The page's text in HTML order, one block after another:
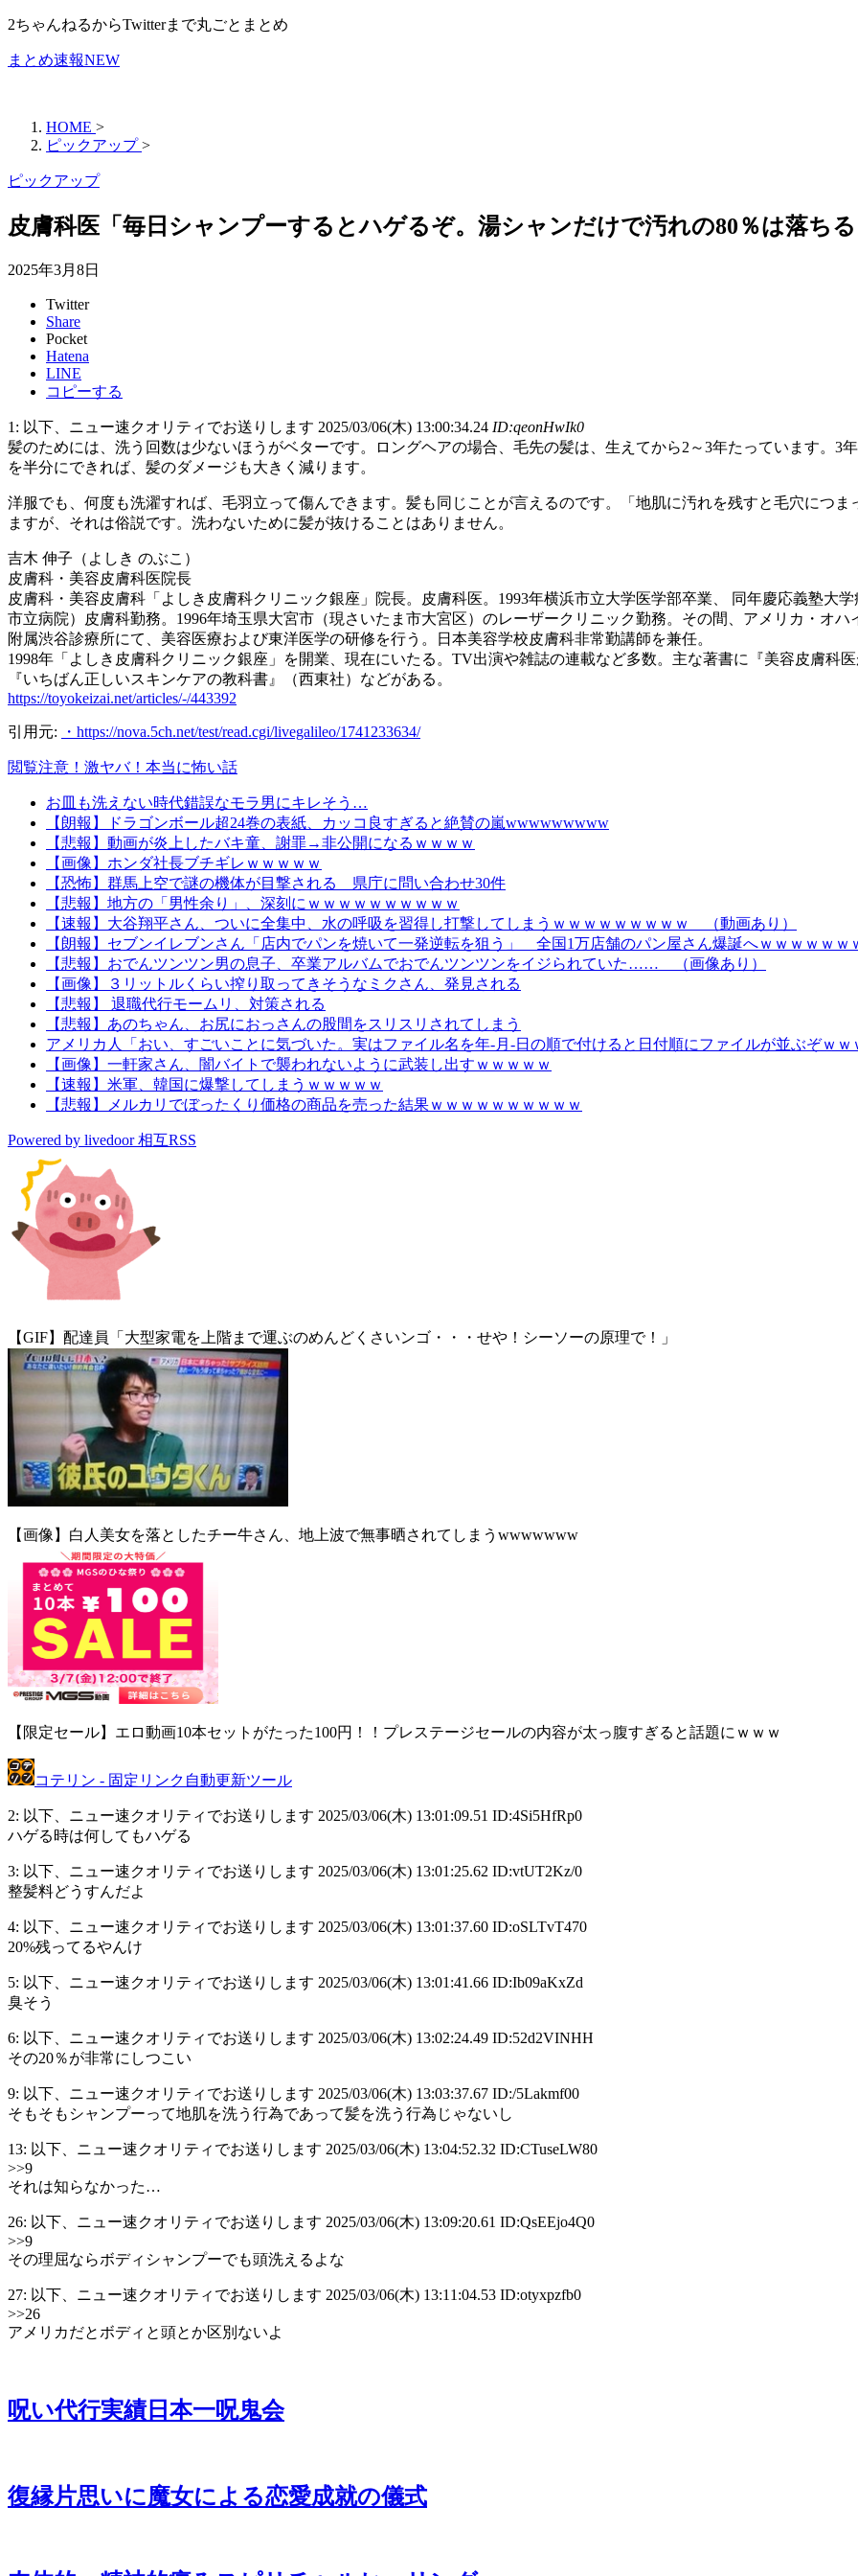
2ちゃんねるからTwitterまで丸ごとまとめ
まとめ速報NEW
HOME >
ピックアップ >
ピックアップ
皮膚科医「毎日シャンプーするとハゲるぞ。湯シャンだけで汚れの80％は落ちる
2025年3月8日
Twitter
Share
Pocket
Hatena
LINE
コピーする
1: 以下、ニュー速クオリティでお送りします 2025/03/06(木) 13:00:34.24 ID:qeonHwIk0
髪のためには、洗う回数は少ないほうがベターです。ロングヘアの場合、毛先の髪は、生えてから2～3年たっています。3
を半分にできれば、髪のダメージも大きく減ります。
洋服でも、何度も洗濯すれば、毛羽立って傷んできます。髪も同じことが言えるのです。「地肌に汚れを残すと毛穴につ
ますが、それは俗説です。洗わないために髪が抜けることはありません。
吉木 伸子（よしき のぶこ）
皮膚科・美容皮膚科医院長
皮膚科・美容皮膚科「よしき皮膚科クリニック銀座」院長。皮膚科医。1993年横浜市立大学医学部卒業、 同年慶応義塾大
市立病院）皮膚科勤務。1996年埼玉県大宮市（現さいたま市大宮区）のレーザークリニック勤務。その間、アメリカ・オ
附属渋谷診療所にて、美容医療および東洋医学の研修を行う。日本美容学校皮膚科非常勤講師を兼任。
1998年「よしき皮膚科クリニック銀座」を開業、現在にいたる。TV出演や雑誌の連載など多数。主な著書に『美容皮膚科
『いちばん正しいスキンケアの教科書』（西東社）などがある。
https://toyokeizai.net/articles/-/443392
引用元: ・https://nova.5ch.net/test/read.cgi/livegalileo/1741233634/
閲覧注意！激ヤバ！本当に怖い話
お皿も洗えない時代錯誤なモラ男にキレそう…
【朗報】ドラゴンボール超24巻の表紙、カッコ良すぎると絶賛の嵐wwwwwwwww
【悲報】動画が炎上したバキ童、謝罪→非公開になるｗｗｗｗ
【画像】ホンダ社長ブチギレｗｗｗｗｗ
【恐怖】群馬上空で謎の機体が目撃される 県庁に問い合わせ30件
【悲報】地方の「男性余り」、深刻にｗｗｗｗｗｗｗｗｗｗ
【速報】大谷翔平さん、ついに全集中、水の呼吸を習得し打撃してしまうｗｗｗｗｗｗｗｗｗ （動画あり）
【朗報】セブンイレブンさん「店内でパンを焼いて一発逆転を狙う」 全国1万店舗のパン屋さん爆誕へｗｗｗｗｗｗ
【悲報】おでんツンツン男の息子、卒業アルバムでおでんツンツンをイジられていた…… （画像あり）
【画像】３リットルくらい搾り取ってきそうなミクさん、発見される
【悲報】 退職代行モームリ、対策される
【悲報】あのちゃん、お尻におっさんの股間をスリスリされてしまう
アメリカ人「おい、すごいことに気づいた。実はファイル名を年-月-日の順で付けると日付順にファイルが並ぶぞｗｗ
【画像】一軒家さん、闇バイトで襲われないように武装し出すｗｗｗｗｗ
【速報】米軍、韓国に爆撃してしまうｗｗｗｗｗ
【悲報】メルカリでぼったくり価格の商品を売った結果ｗｗｗｗｗｗｗｗｗｗ
Powered by livedoor 相互RSS
【GIF】配達員「大型家電を上階まで運ぶのめんどくさいンゴ・・・せや！シーソーの原理で！」
【画像】白人美女を落としたチー牛さん、地上波で無事晒されてしまうwwwwwww
【限定セール】エロ動画10本セットがたった100円！！プレステージセールの内容が太っ腹すぎると話題にｗｗｗ
コテリン - 固定リンク自動更新ツール
2: 以下、ニュー速クオリティでお送りします 2025/03/06(木) 13:01:09.51 ID:4Si5HfRp0
ハゲる時は何してもハゲる
3: 以下、ニュー速クオリティでお送りします 2025/03/06(木) 13:01:25.62 ID:vtUT2Kz/0
整髪料どうすんだよ
4: 以下、ニュー速クオリティでお送りします 2025/03/06(木) 13:01:37.60 ID:oSLTvT470
20%残ってるやんけ
5: 以下、ニュー速クオリティでお送りします 2025/03/06(木) 13:01:41.66 ID:Ib09aKxZd
臭そう
6: 以下、ニュー速クオリティでお送りします 2025/03/06(木) 13:02:24.49 ID:52d2VINHH
その20％が非常にしつこい
9: 以下、ニュー速クオリティでお送りします 2025/03/06(木) 13:03:37.67 ID:/5Lakmf00
そもそもシャンプーって地肌を洗う行為であって髪を洗う行為じゃないし
13: 以下、ニュー速クオリティでお送りします 2025/03/06(木) 13:04:52.32 ID:CTuseLW80
>>9
それは知らなかった…
26: 以下、ニュー速クオリティでお送りします 2025/03/06(木) 13:09:20.61 ID:QsEEjo4Q0
>>9
その理屈ならボディシャンプーでも頭洗えるよな
27: 以下、ニュー速クオリティでお送りします 2025/03/06(木) 13:11:04.53 ID:otyxpzfb0
>>26
アメリカだとボディと頭とか区別ないよ
呪い代行実績日本一呪鬼会
復縁片思いに魔女による恋愛成就の儀式